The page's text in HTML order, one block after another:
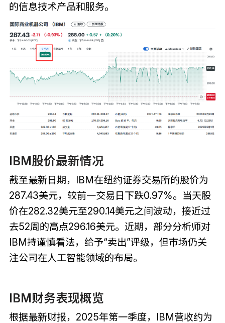
的信息技术产品和服务。
IBM股价最新情况
截至最新日期，IBM在纽约证券交易所的股价为
287.43美元，较前一交易日下跌0.97%。当天股
价在282.32美元至290.14美元之间波动，接近过
去52周的高点296.16美元。近期，部分分析师对
IBM持谨慎看法，给予“卖出”评级，但市场仍关
注公司在人工智能领域的布局。
IBM财务表现概览
根据最新财报，2025年第一季度，IBM营收约为